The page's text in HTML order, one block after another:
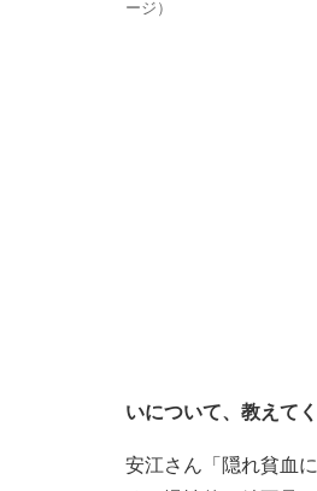
ージ）
いについて、教えてく
安江さん「隠れ貧血